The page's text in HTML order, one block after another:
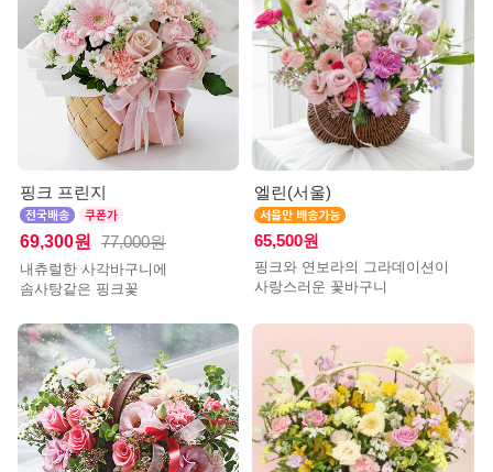
핑크 프린지
69,300원 77,000원
내츄럴한 사각바구니에
솜사탕같은 핑크꽃
엘린(서울)
65,500원
핑크와 연보라의 그라데이션이
사랑스러운 꽃바구니